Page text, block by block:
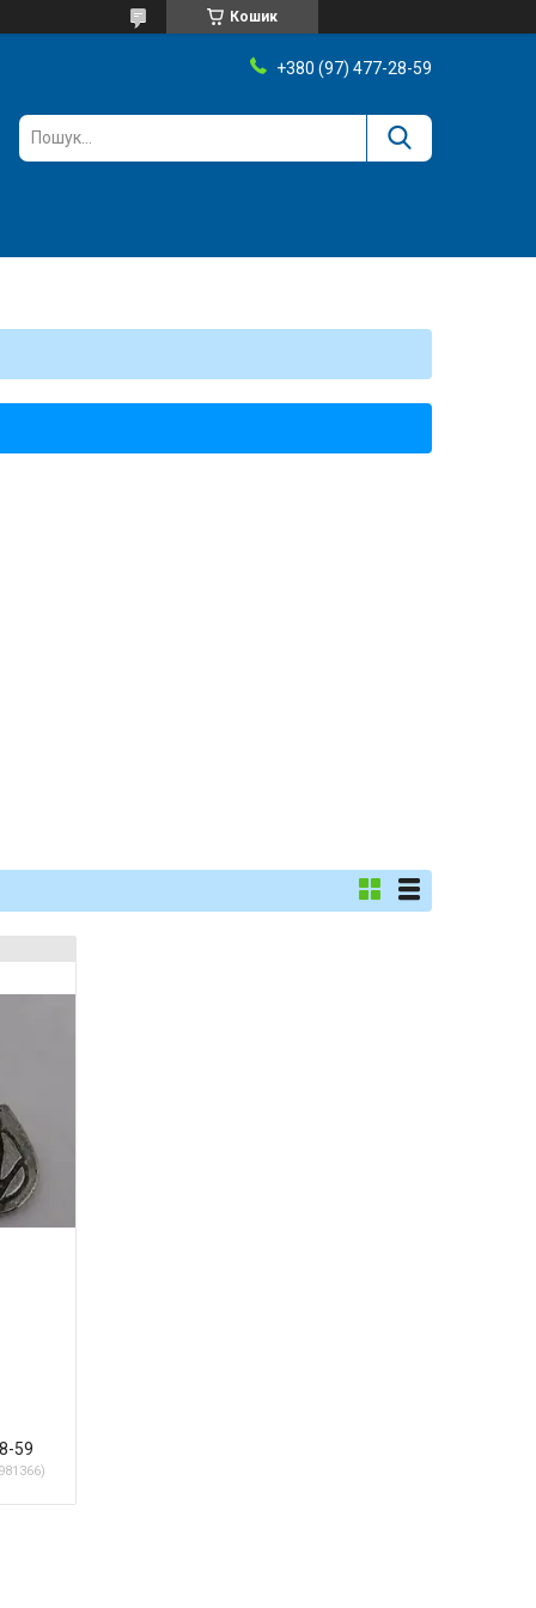
Кошик
+380 (97) 477-28-59
59